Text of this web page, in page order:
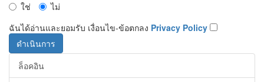
ใช่
ไม่
ฉันได้อ่านและยอมรับ เงื่อนไข-ข้อตกลง Privacy Policy
ล็อคอิน